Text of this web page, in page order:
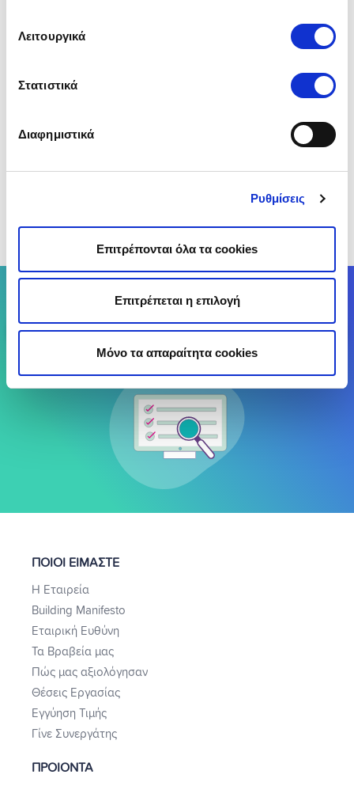
Λειτουργικά
Στατιστικά
Διαφημιστικά
Ρυθμίσεις
Επιτρέπονται όλα τα cookies
Επιτρέπεται η επιλογή
Μόνο τα απαραίτητα cookies
Αυτοκίνητα Εγχώρια ή Εισαγωγής: Τι να προσέξεις;
Σύγκρινε έως 25 Ασφαλιστικές Εταιρείες
Σύγκρινε
ΠΟΙΟΙ ΕΙΜΑΣΤΕ
Η Εταιρεία
Building Manifesto
Εταιρική Ευθύνη
Τα Βραβεία μας
Πώς μας αξιολόγησαν
Θέσεις Εργασίας
Εγγύηση Τιμής
Γίνε Συνεργάτης
ΠΡΟΙΟΝΤΑ